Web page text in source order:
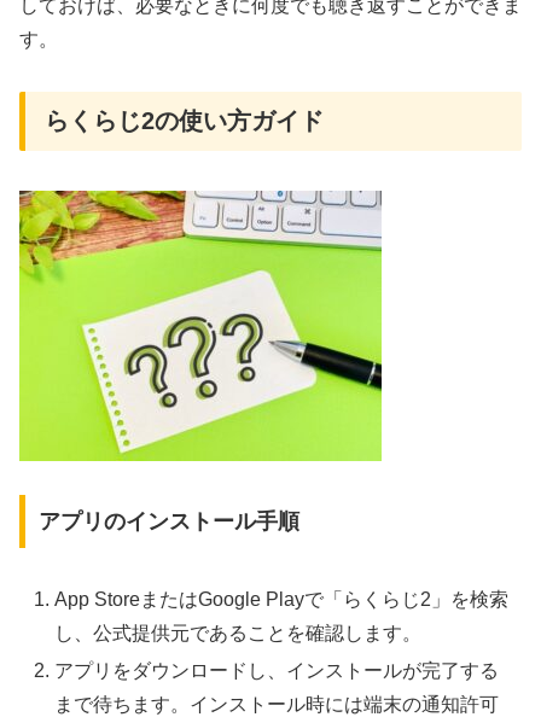
しておけば、必要なときに何度でも聴き返すことができま
す。
らくらじ2の使い方ガイド
アプリのインストール手順
App StoreまたはGoogle Playで「らくらじ2」を検索
し、公式提供元であることを確認します。
アプリをダウンロードし、インストールが完了する
まで待ちます。インストール時には端末の通知許可